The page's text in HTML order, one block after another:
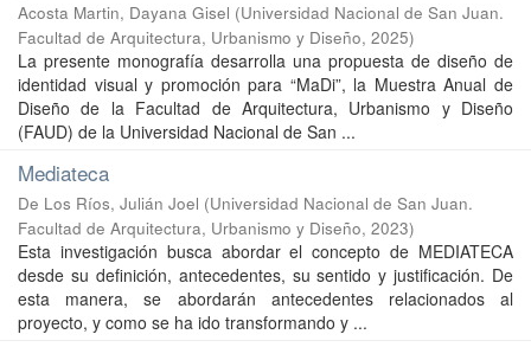
Acosta Martin, Dayana Gisel (Universidad Nacional de San Juan.
Facultad de Arquitectura, Urbanismo y Diseño, 2025)
La presente monografía desarrolla una propuesta de diseño de
identidad visual y promoción para “MaDi”, la Muestra Anual de
Diseño de la Facultad de Arquitectura, Urbanismo y Diseño
(FAUD) de la Universidad Nacional de San ...
Mediateca
De Los Ríos, Julián Joel (Universidad Nacional de San Juan.
Facultad de Arquitectura, Urbanismo y Diseño, 2023)
Esta investigación busca abordar el concepto de MEDIATECA
desde su definición, antecedentes, su sentido y justificación. De
esta manera, se abordarán antecedentes relacionados al
proyecto, y como se ha ido transformando y ...